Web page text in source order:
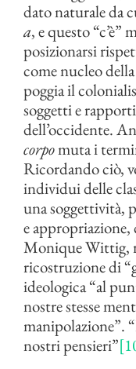
dato naturale da
a, e questo “c’è”
posizionarsi
come nucleo
poggia il
soggetti e
dell’occidente.
corpomuta i
Ricordando ciò,
individui delle
una soggettività,
e appropriazione,
Monique Wittig,
ricostruzione di
ideologica “al
nostre stesse
manipolazione”.
nostri pensieri”